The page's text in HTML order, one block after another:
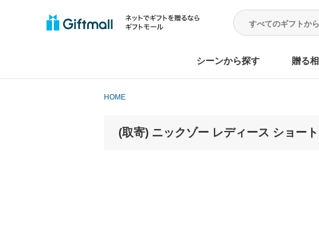
シーンから探す 贈る
HOME
(取寄) ニックゾー レディース ショー